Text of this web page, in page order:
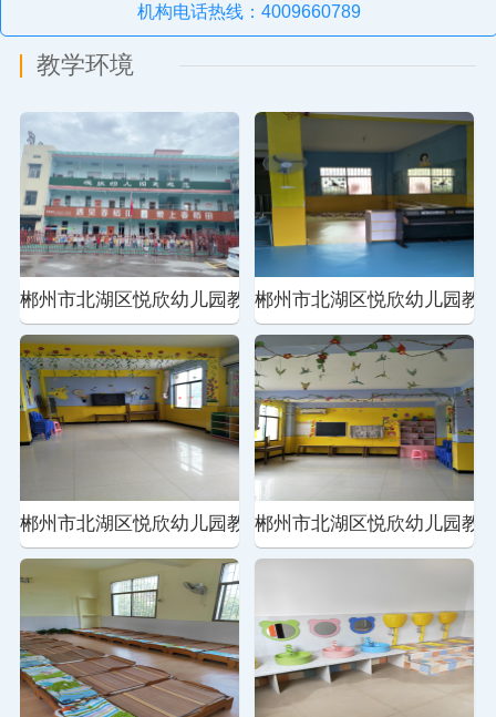
机构电话热线：4009660789
教学环境
教学环境
教学环境
郴州市北湖区悦欣幼儿园教学环境郴州市北湖区悦欣幼儿园教
郴州市北湖区悦欣幼儿园教学环境郴州市北湖区悦欣幼儿园教